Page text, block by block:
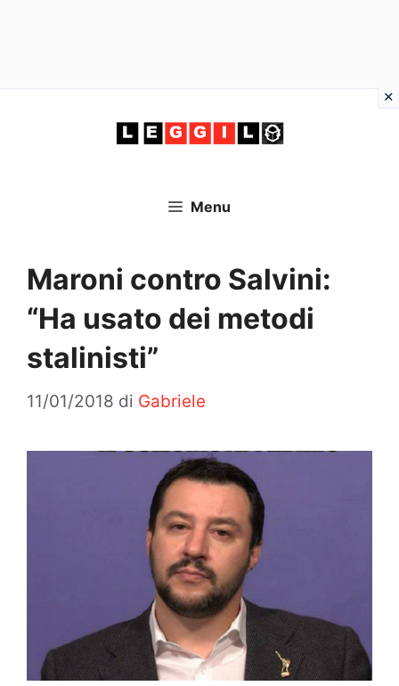
Menu
Maroni contro Salvini:
“Ha usato dei metodi
stalinisti”
11/01/2018 di Gabriele